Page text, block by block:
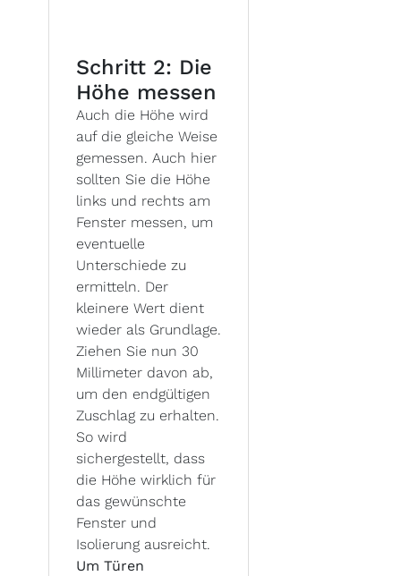
Schritt 2: Die
Höhe messen
Auch die Höhe wird
auf die gleiche Weise
gemessen. Auch hier
sollten Sie die Höhe
links und rechts am
Fenster messen, um
eventuelle
Unterschiede zu
ermitteln. Der
kleinere Wert dient
wieder als Grundlage.
Ziehen Sie nun 30
Millimeter davon ab,
um den endgültigen
Zuschlag zu erhalten.
So wird
sichergestellt, dass
die Höhe wirklich für
das gewünschte
Fenster und
Isolierung ausreicht.
Um Türen